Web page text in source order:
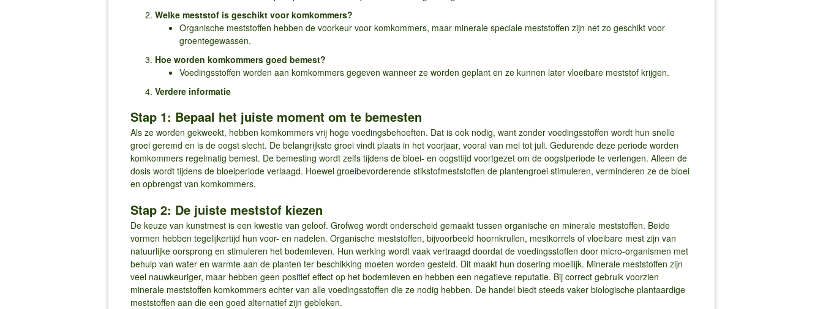
Welke meststof is geschikt voor komkommers?
Organische meststoffen hebben de voorkeur voor komkommers, maar minerale speciale meststoffen zijn net zo geschikt voor
groentegewassen.
Hoe worden komkommers goed bemest?
Voedingsstoffen worden aan komkommers gegeven wanneer ze worden geplant en ze kunnen later vloeibare meststof krijgen.
Verdere informatie
Stap 1: Bepaal het juiste moment om te bemesten
Als ze worden gekweekt, hebben komkommers vrij hoge voedingsbehoeften. Dat is ook nodig, want zonder voedingsstoffen wordt hun snelle
groei geremd en is de oogst slecht. De belangrijkste groei vindt plaats in het voorjaar, vooral van mei tot juli. Gedurende deze periode worden
komkommers regelmatig bemest. De bemesting wordt zelfs tijdens de bloei- en oogsttijd voortgezet om de oogstperiode te verlengen. Alleen de
dosis wordt tijdens de bloeiperiode verlaagd. Hoewel groeibevorderende stikstofmeststoffen de plantengroei stimuleren, verminderen ze de bloei
en opbrengst van komkommers.
Stap 2: De juiste meststof kiezen
De keuze van kunstmest is een kwestie van geloof. Grofweg wordt onderscheid gemaakt tussen organische en minerale meststoffen. Beide
vormen hebben tegelijkertijd hun voor- en nadelen. Organische meststoffen, bijvoorbeeld hoornkrullen, mestkorrels of vloeibare mest zijn van
natuurlijke oorsprong en stimuleren het bodemleven. Hun werking wordt vaak vertraagd doordat de voedingsstoffen door micro-organismen met
behulp van water en warmte aan de planten ter beschikking moeten worden gesteld. Dit maakt hun dosering moeilijk. Minerale meststoffen zijn
veel nauwkeuriger, maar hebben geen positief effect op het bodemleven en hebben een negatieve reputatie. Bij correct gebruik voorzien
minerale meststoffen komkommers echter van alle voedingsstoffen die ze nodig hebben. De handel biedt steeds vaker biologische plantaardige
meststoffen aan die een goed alternatief zijn gebleken.